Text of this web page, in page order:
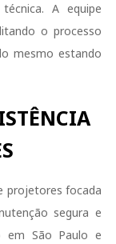
A equipe
o processo
mesmo estando
projetores focada
segura e
em São Paulo e